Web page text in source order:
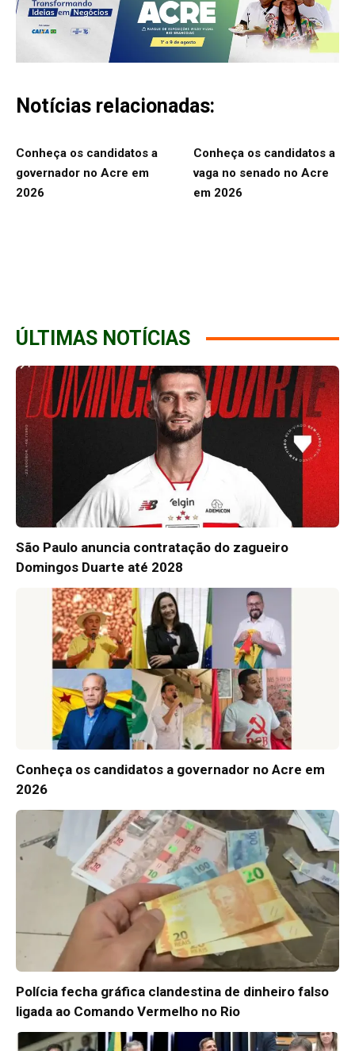
Notícias relacionadas:
Conheça os candidatos a
governador no Acre em
2026
Conheça os candidatos a
vaga no senado no Acre
em 2026
ÚLTIMAS NOTÍCIAS
São Paulo anuncia contratação do zagueiro
Domingos Duarte até 2028
Conheça os candidatos a governador no Acre em
2026
Polícia fecha gráfica clandestina de dinheiro falso
ligada ao Comando Vermelho no Rio